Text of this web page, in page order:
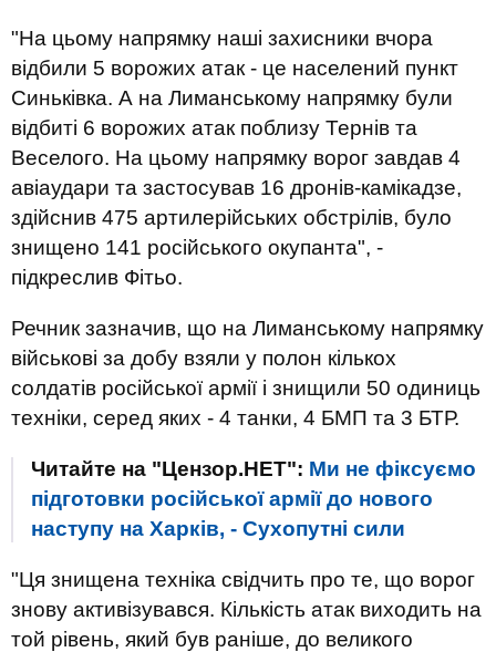
"На цьому напрямку наші захисники вчора
відбили 5 ворожих атак - це населений пункт
Синьківка. А на Лиманському напрямку були
відбиті 6 ворожих атак поблизу Тернів та
Веселого. На цьому напрямку ворог завдав 4
авіаудари та застосував 16 дронів-камікадзе,
здійснив 475 артилерійських обстрілів, було
знищено 141 російського окупанта", -
підкреслив Фітьо.
Речник зазначив, що на Лиманському напрямку
військові за добу взяли у полон кількох
солдатів російської армії і знищили 50 одиниць
техніки, серед яких - 4 танки, 4 БМП та 3 БТР.
Читайте на "Цензор.НЕТ": Ми не фіксуємо
підготовки російської армії до нового
наступу на Харків, - Сухопутні сили
"Ця знищена техніка свідчить про те, що ворог
знову активізувався. Кількість атак виходить на
той рівень, який був раніше, до великого